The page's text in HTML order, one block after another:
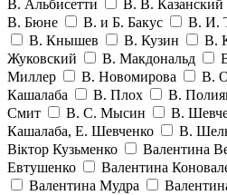
В. Альбисетти
В. В. Казанский
В. Бюне
В. и Б. Бакус В. И.
В. Кнышев
В. Кузин В.
Жуковский
В. Макдональд
Миллер
В. Новомирова В.
Кашалаба
В. Плох В.
Смит
В. С. Мысин В.
Кашалаба, Е. Шевченко
В.
Віктор Кузьменко
Валентина
Евтушенко
Валентина
Валентина Мудра